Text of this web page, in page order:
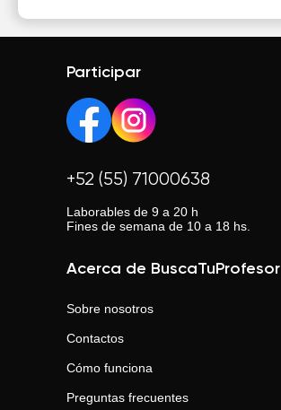
Participar
+52 (55) 71000638
Laborables de 9 a 20 h
Fines de semana de 10 a 18 hs.
Acerca de BuscaTuProfesor
Sobre nosotros
Contactos
Cómo funciona
Preguntas frecuentes